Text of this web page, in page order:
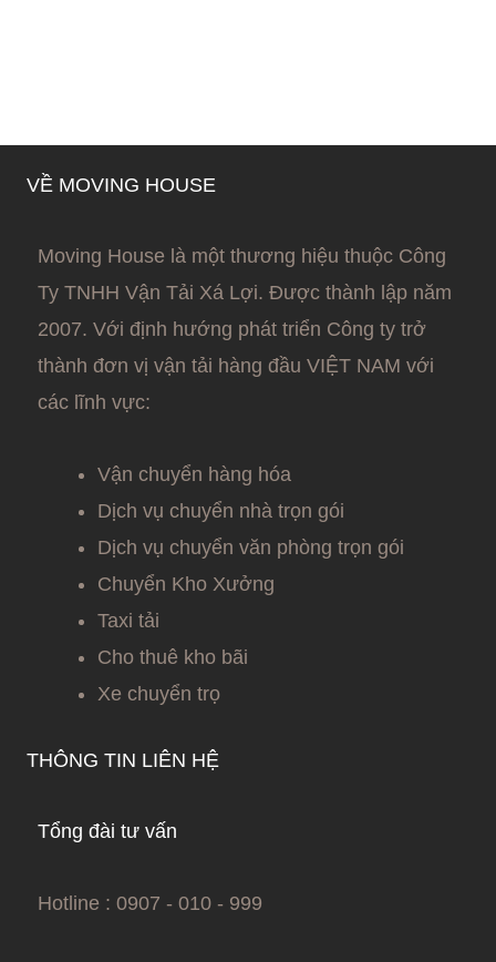
VỀ MOVING HOUSE
Moving House là một thương hiệu thuộc Công
Ty TNHH Vận Tải Xá Lợi. Được thành lập năm
2007. Với định hướng phát triển Công ty trở
thành đơn vị vận tải hàng đầu VIỆT NAM với
các lĩnh vực:
Vận chuyển hàng hóa
Dịch vụ chuyển nhà trọn gói
Dịch vụ chuyển văn phòng trọn gói
Chuyển Kho Xưởng
Taxi tải
Cho thuê kho bãi
Xe chuyển trọ
THÔNG TIN LIÊN HỆ
Tổng đài tư vấn
Hotline : 0907 - 010 - 999